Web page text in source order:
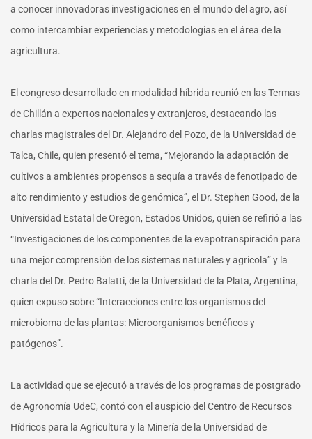
a conocer innovadoras investigaciones en el mundo del agro, así
como intercambiar experiencias y metodologías en el área de la
agricultura.
El congreso desarrollado en modalidad híbrida reunió en las Termas
de Chillán a expertos nacionales y extranjeros, destacando las
charlas magistrales del Dr. Alejandro del Pozo, de la Universidad de
Talca, Chile, quien presentó el tema, “Mejorando la adaptación de
cultivos a ambientes propensos a sequía a través de fenotipado de
alto rendimiento y estudios de genómica”, el Dr. Stephen Good, de la
Universidad Estatal de Oregon, Estados Unidos, quien se refirió a las
“Investigaciones de los componentes de la evapotranspiración para
una mejor comprensión de los sistemas naturales y agrícola” y la
charla del Dr. Pedro Balatti, de la Universidad de la Plata, Argentina,
quien expuso sobre “Interacciones entre los organismos del
microbioma de las plantas: Microorganismos benéficos y
patógenos”.
La actividad que se ejecutó a través de los programas de postgrado
de Agronomía UdeC, contó con el auspicio del Centro de Recursos
Hídricos para la Agricultura y la Minería de la Universidad de